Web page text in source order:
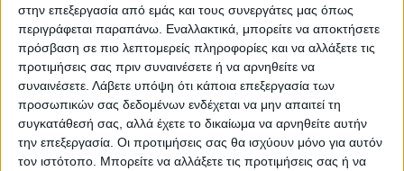
στην επεξεργασία από εμάς και τους συνεργάτες μας όπως
περιγράφεται παραπάνω. Εναλλακτικά, μπορείτε να αποκτήσετε
πρόσβαση σε πιο λεπτομερείς πληροφορίες και να αλλάξετε τις
προτιμήσεις σας πριν συναινέσετε ή να αρνηθείτε να
συναινέσετε. Λάβετε υπόψη ότι κάποια επεξεργασία των
προσωπικών σας δεδομένων ενδέχεται να μην απαιτεί τη
συγκατάθεσή σας, αλλά έχετε το δικαίωμα να αρνηθείτε αυτήν
την επεξεργασία. Οι προτιμήσεις σας θα ισχύουν μόνο για αυτόν
τον ιστότοπο. Μπορείτε να αλλάξετε τις προτιμήσεις σας ή να
Όπως τόνισαν, «η ύπαρξη ιδιωτικών
πανεπιστημίων θα επιβάλει τη λειτουργία
με βάση ιδιωτικοοικονομικά κριτήρια και
στα δημόσια Πανεπιστήμια, θα περικόψει
ακόμα περισσότερο την κρατική
χρηματοδότηση. Θα επιβάλει ένα βαθύτερο
αυταρχικό αντιδημοκρατικό πλαίσιο